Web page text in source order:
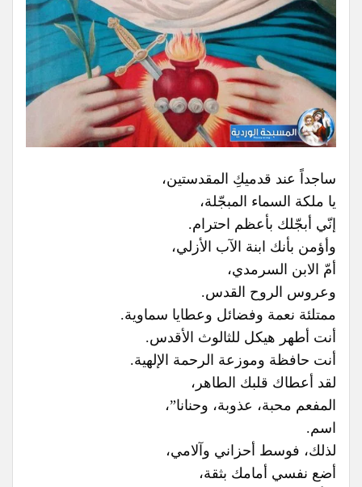
ساجداً عند قدميكِ المقدستين،
يا ملكة السماء المبجّلة،
إنّي أبجّلك بأعظم احترام.
وأؤمن بأنك ابنة الآب الأزلي،
أمّ الابن السرمدي،
وعروس الروح القدس.
ممتلئة نعمة وفضائل وعطايا سماوية.
أنت أطهر هيكل للثالوث الأقدس.
أنت حافظة وموزعة الرحمة الإلهية.
لقد أعطاك قلبك الطاهر،
المفعم محبة، عذوبة، وحنانا”،
اسم.
لذلك، فوسط أحزاني وآلامي،
أضع نفسي أمامك بثقة،